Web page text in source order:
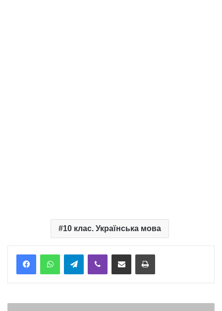
10 клас. Українська мова
TelegramViber Надіслати електронною поштоюНадрукувати